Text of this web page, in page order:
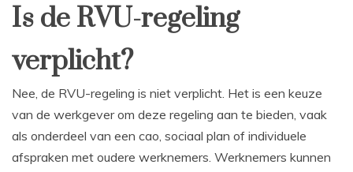
Is de RVU-regeling
verplicht?
Nee, de RVU-regeling is niet verplicht. Het is een keuze
van de werkgever om deze regeling aan te bieden, vaak
als onderdeel van een cao, sociaal plan of individuele
afspraken met oudere werknemers. Werknemers kunnen